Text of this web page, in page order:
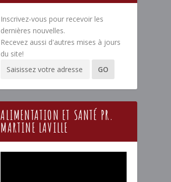
Inscrivez-vous pour recevoir les
dernières nouvelles.
Recevez aussi d'autres mises à jours
du site!
ALIMENTATION ET SANTÉ PR.
MARTINE LAVILLE